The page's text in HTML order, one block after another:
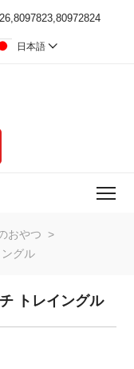
日本語 
おやつ >
グル
トレイングル